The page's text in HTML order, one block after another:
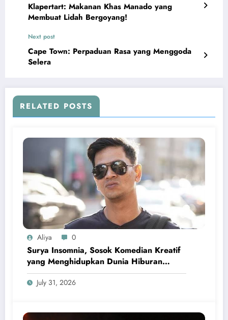
Klapertart: Makanan Khas Manado yang
Membuat Lidah Bergoyang!
Next post
Cape Town: Perpaduan Rasa yang Menggoda
Selera
RELATED POSTS
Aliya 0
Surya Insomnia, Sosok Komedian Kreatif
yang Menghidupkan Dunia Hiburan
dengan Gaya Berbeda
July 31, 2026